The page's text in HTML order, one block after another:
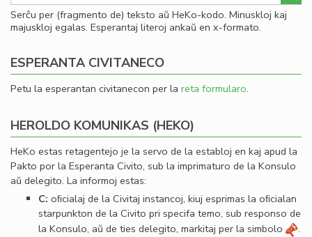
Serĉu per (fragmento de) teksto aŭ HeKo-kodo. Minuskloj kaj
majuskloj egalas. Esperantaj literoj ankaŭ en x-formato.
ESPERANTA CIVITANECO
Petu la esperantan civitanecon per la reta formularo.
HEROLDO KOMUNIKAS (HEKO)
HeKo estas retagentejo je la servo de la establoj en kaj apud la
Pakto por la Esperanta Civito, sub la imprimaturo de la Konsulo
aŭ delegito. La informoj estas:
C: oﬁcialaj de la Civitaj instancoj, kiuj esprimas la oﬁcialan
starpunkton de la Civito pri specifa temo, sub responso de
la Konsulo, aŭ de ties delegito, markitaj per la simbolo
.